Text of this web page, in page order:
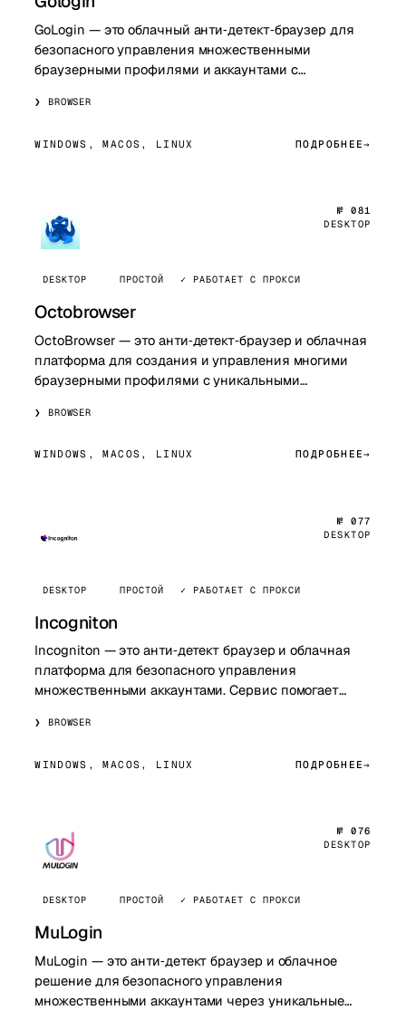
GoLogin — это облачный анти‑детект‑браузер для
безопасного управления множественными
браузерными профилями и аккаунтами с
прокси‑настройками, пр…
BROWSER
WINDOWS, MACOS, LINUX ПОДРОБНЕЕ
№ 081
DESKTOP
DESKTOP ПРОСТОЙ ✓ РАБОТАЕТ С ПРОКСИ
Octobrowser
OctoBrowser — это анти‑детект‑браузер и облачная
платформа для создания и управления многими
браузерными профилями с уникальными
предназначенна…
BROWSER
WINDOWS, MACOS, LINUX ПОДРОБНЕЕ
№ 077
DESKTOP
DESKTOP ПРОСТОЙ ✓ РАБОТАЕТ С ПРОКСИ
Incogniton
Incogniton — это анти‑детект браузер и облачная
платформа для безопасного управления
множественными аккаунтами. Сервис помогает
уникаль…
BROWSER
WINDOWS, MACOS, LINUX ПОДРОБНЕЕ
№ 076
DESKTOP
DESKTOP ПРОСТОЙ ✓ РАБОТАЕТ С ПРОКСИ
MuLogin
MuLogin — это анти‑детект браузер и облачное
решение для безопасного управления
множественными аккаунтами через уникальные